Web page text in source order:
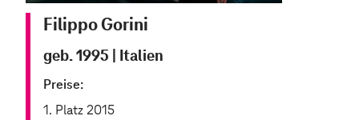
Filippo Gorini
geb. 1995 Italien
Preise:
1. Platz 2015